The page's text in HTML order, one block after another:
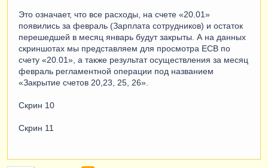
Это означает, что все расходы, на счете «20.01»
появились за февраль (Зарплата сотрудников) и остаток
перешедшей в месяц январь будут закрыты. А на данных
скриншотах мы представляем для просмотра ЕСВ по
счету «20.01», а также результат осуществления за месяц
февраль регламентной операции под названием
«Закрытие счетов 20,23, 25, 26».
Скрин 10
Скрин 11